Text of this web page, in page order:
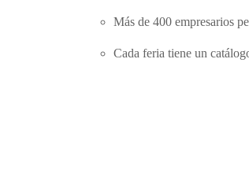
Más de 400 empresarios
Cada feria tiene un